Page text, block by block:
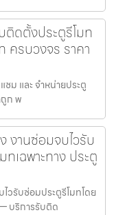
ติดตั้งประตูรีโมท
ครบวงจร ราคา
ม และ จำหน่ายประตู
ถูก พ
งานซ่อมจบไวรับ
เฉพาะทาง ประตู
วรับซ่อมประตูรีโมทโดย
บริการรับติด